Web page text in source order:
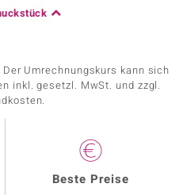
Umrechnungskurs kann sich
inkl. gesetzl. MwSt. und zzgl.
Beste Preise